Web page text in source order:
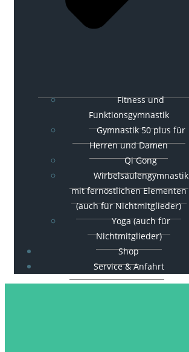
Fitness und
Funktionsgymnastik
Gymnastik 50 plus für
Herren und Damen
Qi Gong
Wirbelsäulengymnastik
mit fernöstlichen Elementen
(auch für Nichtmitglieder)
Yoga (auch für
Nichtmitglieder)
Shop
Service & Anfahrt